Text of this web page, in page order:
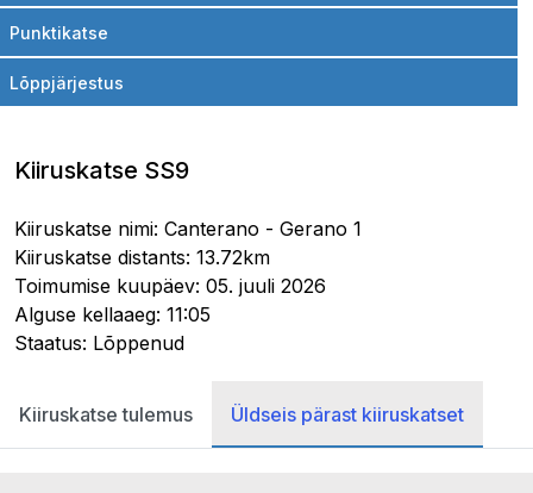
Punktikatse
Lõppjärjestus
Kiiruskatse SS9
Kiiruskatse nimi: Canterano - Gerano 1
Kiiruskatse distants: 13.72km
Toimumise kuupäev: 05. juuli 2026
Alguse kellaaeg: 11:05
Staatus: Lõppenud
Kiiruskatse tulemus Üldseis pärast kiiruskatset